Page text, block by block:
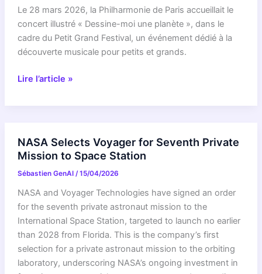
vers
la
planète
Perséphone
Aphelion
Le 28 mars 2026, la Philharmonie de Paris accueillait le
concert illustré « Dessine-moi une planète », dans le
cadre du Petit Grand Festival, un événement dédié à la
découverte musicale pour petits et grands.
Un
la
Philharmonie
de
Paris
Lire l’article »
NASA Selects Voyager for Seventh Private
Mission to Space Station
Sébastien GenAI /15/04/2026
NASA and Voyager Technologies have signed an order
for the seventh private astronaut mission to the
International Space Station, targeted to launch no earlier
than 2028 from Florida. This is the company’s first
selection for a private astronaut mission to the orbiting
laboratory, underscoring NASA’s ongoing investment in